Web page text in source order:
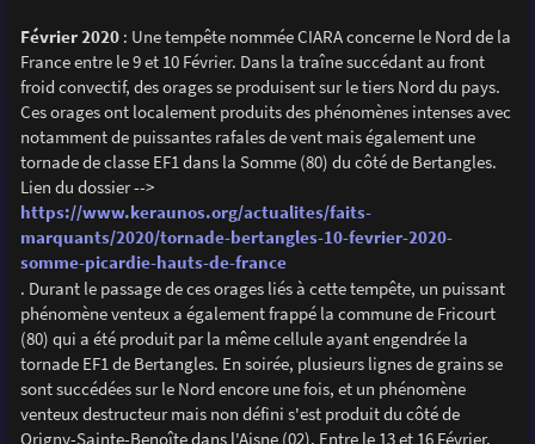
Février 2020: Une tempête nommée CIARA concerne le Nord de la
France entre le 9 et 10 Février. Dans la traîne succédant au front
froid convectif, des orages se produisent sur le tiers Nord du pays.
Ces orages ont localement produits des phénomènes intenses avec
notamment de puissantes rafales de vent mais également une
tornade de classe EF1 dans la Somme (80) du côté de Bertangles.
Lien du dossier -->
https://www.keraunos.org/actualites/faits-
marquants/2020/tornade-bertangles-10-fevrier-2020-
somme-picardie-hauts-de-france
. Durant le passage de ces orages liés à cette tempête, un puissant
phénomène venteux a également frappé la commune de Fricourt
(80) qui a été produit par la même cellule ayant engendrée la
tornade EF1 de Bertangles. En soirée, plusieurs lignes de grains se
sont succédées sur le Nord encore une fois, et un phénomène
venteux destructeur mais non défini s'est produit du côté de
Origny-Sainte-Benoîte dans l'Aisne (02). Entre le 13 et 16 Février,